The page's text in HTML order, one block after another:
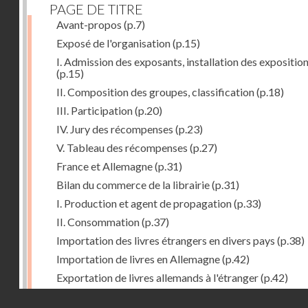
PAGE DE TITRE
Avant-propos (p.7)
Exposé de l'organisation(p.15)
I. Admission des exposants, installation des
(p.15)
II. Composition des groupes, classification(p.18)
III. Participation(p.20)
IV. Jury des récompenses (p.23)
V. Tableau des récompenses (p.27)
France et Allemagne(p.31)
Bilan du commerce de la librairie(p.31)
I. Production et agent de propagation(p.33)
II. Consommation(p.37)
Importation des livres étrangers en divers pays (p.38)
Importation de livres en Allemagne(p.42)
Exportation de livres allemands à l'étranger(p.42)